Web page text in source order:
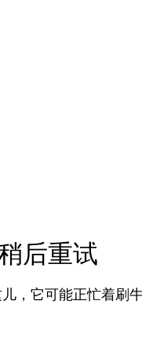
后重试
，它可能正忙着刷